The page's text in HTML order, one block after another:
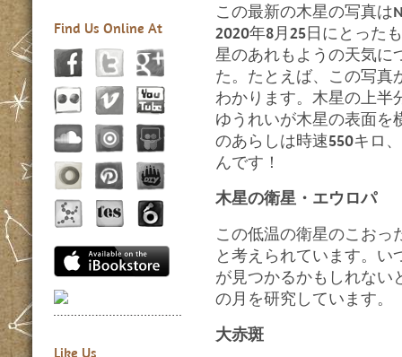
Find Us Online At
Like Us
この最新の木星の写真は
2020年8月25日にとった
星のあれもようの天気に
た。たとえば、この写真
わかります。木星の上半
ゆうれいが木星の表面を
のあらしは時速550キロ
んです！
木星の衛星・エウロパ
この低温の衛星のこおっ
と考えられています。
が見つかるかもしれない
の月を研究しています。
大赤斑